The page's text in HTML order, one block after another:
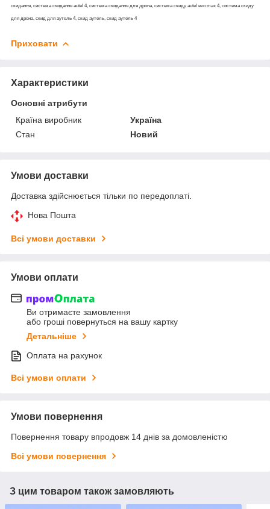
скидання, система скидання autel 4, система скидання для дрона, система скиду autel evo max 4, система скиду
для дрона, скид для аутель 4, скид аутель, скид аутель 4
Приховати
Характеристики
Основні атрибути
Країна виробник
Україна
Стан
Новий
Умови доставки
Доставка здійснюється тільки по передоплаті.
Нова Пошта
Всі умови доставки
Умови оплати
Ви отримаєте замовлення
або гроші повернуться на вашу картку
Детальніше
Оплата на рахунок
Всі умови оплати
Умови повернення
Повернення товару впродовж 14 днів за домовленістю
Всі умови повернення
З цим товаром також замовляють